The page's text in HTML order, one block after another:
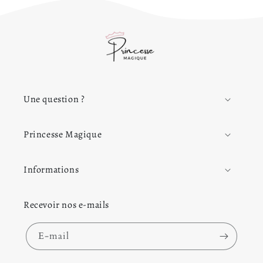
Une question ?
Princesse Magique
Informations
Recevoir nos e-mails
E-mail